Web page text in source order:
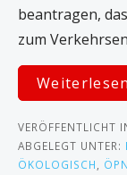
beantragen,
zum
VERÖFFENTLICHT
ABGELEGT UNTER:
ÖKOLOGISCH